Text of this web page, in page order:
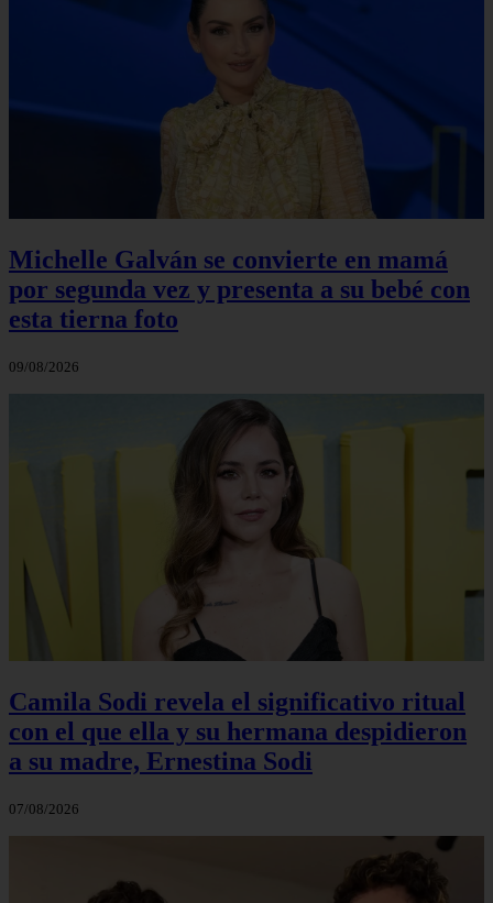
Michelle Galván se convierte en mamá
por segunda vez y presenta a su bebé con
esta tierna foto
09/08/2026
Camila Sodi revela el significativo ritual
con el que ella y su hermana despidieron
a su madre, Ernestina Sodi
07/08/2026